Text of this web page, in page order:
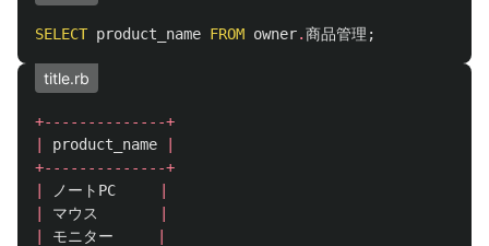
SELECT product_name FROM owner.商品管理 ;
title.rb
+--------------+
product_name
+--------------+
ノートPC
マウス
モニター